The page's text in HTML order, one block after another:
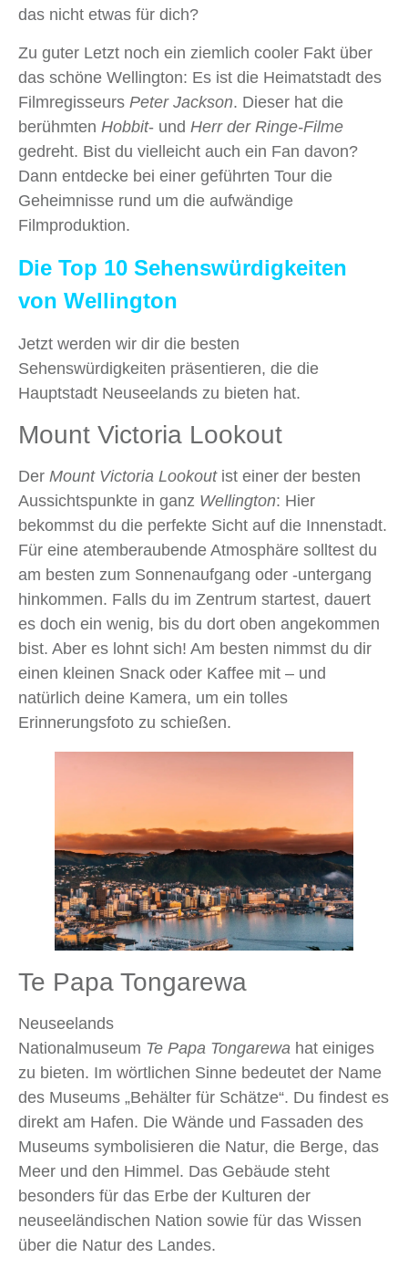
das nicht etwas für dich?
Zu guter Letzt noch ein ziemlich cooler Fakt über
das schöne Wellington: Es ist die Heimatstadt des
Filmregisseurs Peter Jackson. Dieser hat die
berühmten Hobbit‑ und Herr der Ringe‑Filme
gedreht. Bist du vielleicht auch ein Fan davon?
Dann entdecke bei einer geführten Tour die
Geheimnisse rund um die aufwändige
Filmproduktion.
Die Top 10 Sehenswürdigkeiten
von Wellington
Jetzt werden wir dir die besten
Sehenswürdigkeiten präsentieren, die die
Hauptstadt Neuseelands zu bieten hat.
Mount Victoria Lookout
Der Mount Victoria Lookoutist einer der besten
Aussichtspunkte in ganz Wellington: Hier
bekommst du die perfekte Sicht auf die Innenstadt.
Für eine atemberaubende Atmosphäre solltest du
am besten zum Sonnenaufgang oder -untergang
hinkommen. Falls du im Zentrum startest, dauert
es doch ein wenig, bis du dort oben angekommen
bist. Aber es lohnt sich! Am besten nimmst du dir
einen kleinen Snack oder Kaffee mit – und
natürlich deine Kamera, um ein tolles
Erinnerungsfoto zu schießen.
Te Papa Tongarewa
Neuseelands
Nationalmuseum Te Papa Tongarewa hat einiges
zu bieten. Im wörtlichen Sinne bedeutet der Name
des Museums „Behälter für Schätze“. Du findest es
direkt am Hafen. Die Wände und Fassaden des
Museums symbolisieren die Natur, die Berge, das
Meer und den Himmel. Das Gebäude steht
besonders für das Erbe der Kulturen der
neuseeländischen Nation sowie für das Wissen
über die Natur des Landes.